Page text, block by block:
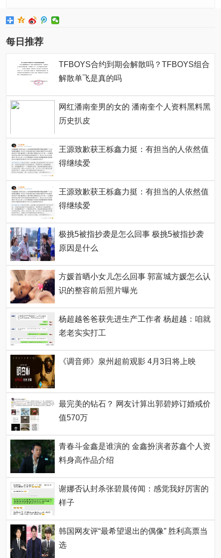
每日推荐
TFBOYS合约到期会解散吗？TFBOYS组合
解散单飞是真的吗
网红潘南奎男的女的 潘南奎个人资料黑料黑
历史扒皮
王源致歉获王栎鑫力挺：有担当的人依然值
得继续爱
王源致歉获王栎鑫力挺：有担当的人依然值
得继续爱
极挑5被指抄袭是怎么回事 极挑5被指抄袭
原因是什么
方媛首晒小女儿怎么回事 郭富城方媛怎么认
识的整容前后照片曝光
杨超越爸爸获先进生产工作者 杨超越：咱就
老老实实打工
《调音师》泉州超前观影 4月3日将上映
最完美的钻石？ 网友计算出郭碧婷订婚戒价
值570万
青春斗金鑫是谁演的 金鑫扮演者苏鑫个人资
料身高作品介绍
谢娜否认封杀张碧晨传闻：感觉我好厉害的
样子
韩国网友评“最希望退出的偶像” 胜利高票当
选